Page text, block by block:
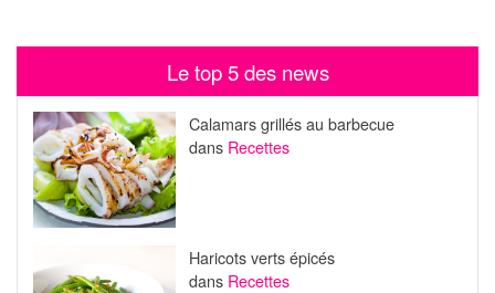
Le top 5 des news
Calamars grillés au barbecue
dans Recettes
Haricots verts épicés
dans Recettes